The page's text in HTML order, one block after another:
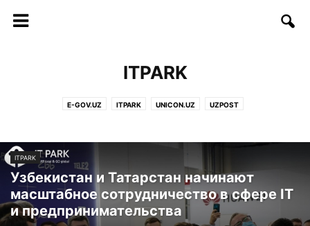
ITPARK
E-GOV.UZ ITPARK UNICON.UZ UZPOST
ITPARK
Узбекистан и Татарстан начинают
масштабное сотрудничество в сфере IТ
и предпринимательства